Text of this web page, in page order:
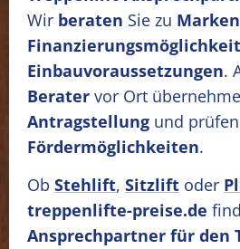
Wir beraten Sie zu
Einbauvoraussetzungen.
Berater vor Ort
Antragstellung und prüfen
Fördermöglichkeiten.
Ob Stehlift, Sitzlift oder
treppenlifte-preise.de
Ansprechpartner für den